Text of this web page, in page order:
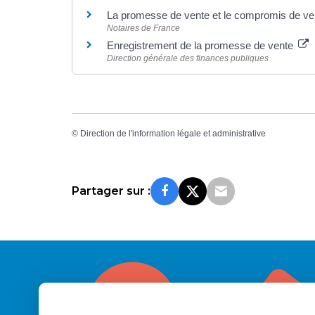
La promesse de vente et le compromis de
Notaires de France
Enregistrement de la promesse de vente
Direction générale des finances publiques
© Direction de l'information légale et administrative
Partager sur :